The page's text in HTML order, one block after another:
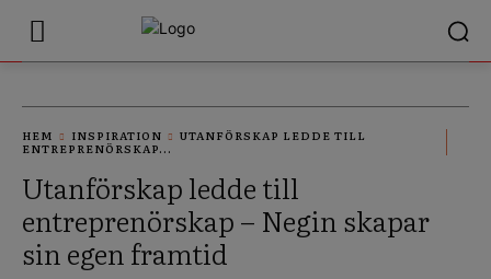
HEM INSPIRATION
UTANFÖRSKAP LEDDE TILL
ENTREPRENÖRSKAP...
Utanförskap ledde till
entreprenörskap – Negin skapar
sin egen framtid